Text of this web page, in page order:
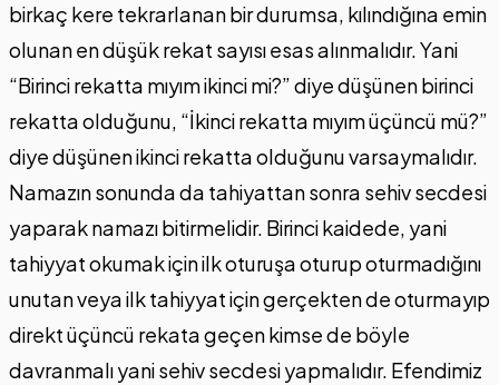
birkaç kere tekrarlanan bir durumsa, kılındığına emin
olunan en düşük rekat sayısı esas alınmalıdır. Yani
“Birinci rekatta mıyım ikinci mi?” diye düşünen birinci
rekatta olduğunu, “İkinci rekatta mıyım üçüncü mü?”
diye düşünen ikinci rekatta olduğunu varsaymalıdır.
Namazın sonunda da tahiyattan sonra sehiv secdesi
yaparak namazı bitirmelidir. Birinci kaidede, yani
tahiyyat okumak için ilk oturuşa oturup oturmadığını
unutan veya ilk tahiyyat için gerçekten de oturmayıp
direkt üçüncü rekata geçen kimse de böyle
davranmalı yani sehiv secdesi yapmalıdır. Efendimiz